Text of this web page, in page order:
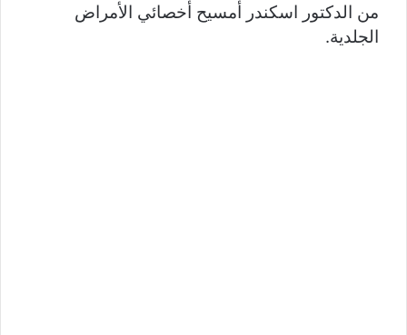
من الدكتور اسكندر أمسيح أخصائي الأمراض
الجلدية.